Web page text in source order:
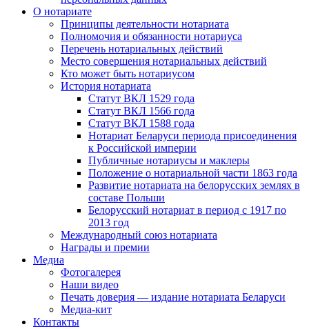
О нотариате
Принципы деятельности нотариата
Полномочия и обязанности нотариуса
Перечень нотариальных действий
Место совершения нотариальных действий
Кто может быть нотариусом
История нотариата
Статут ВКЛ 1529 года
Статут ВКЛ 1566 года
Статут ВКЛ 1588 года
Нотариат Беларуси периода присоединения
к Российской империи
Публичные нотариусы и маклеры
Положение о нотариальной части 1863 года
Развитие нотариата на белорусских землях в
составе Польши
Белорусский нотариат в период с 1917 по
2013 год
Международный союз нотариата
Награды и премии
Медиа
Фотогалерея
Наши видео
Печать доверия — издание нотариата Беларуси
Медиа-кит
Контакты